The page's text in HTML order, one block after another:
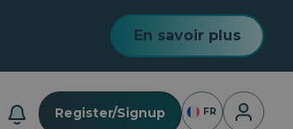
En savoir plus
Register/Signup FR